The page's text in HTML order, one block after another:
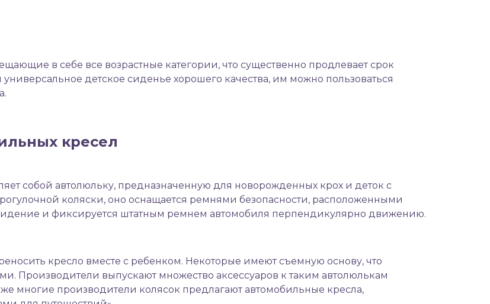
в себе все возрастные категории, что существенно продлевает срок
детское сиденье хорошего качества, им можно пользоваться
кресел
собой автолюльку, предназначенную для новорожденных крох и деток с
коляски, оно оснащается ремнями безопасности, расположенными
сидение и фиксируется штатным ремнем автомобиля перпендикулярно движению.
кресло вместе с ребенком. Некоторые имеют съемную основу, что
Производители выпускают множество аксессуаров к таким автолюлькам
многие производители колясок предлагают автомобильные кресла,